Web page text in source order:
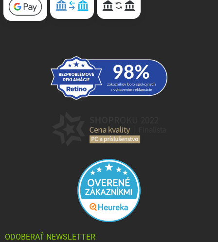
ODOBERAŤ NEWSLETTER